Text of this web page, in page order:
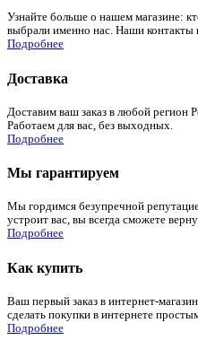
Узнайте больше о нашем магазине:
выбрали именно нас. Наши контакты
Подробнее
Доставка
Доставим ваш заказ в любой регион
Работаем для вас, без выходных.
Подробнее
Мы гарантируем
Мы гордимся безупречной
устроит вас, вы всегда сможете
Подробнее
Как купить
Ваш первый заказ в интернет-
сделать покупки в интернете
Подробнее